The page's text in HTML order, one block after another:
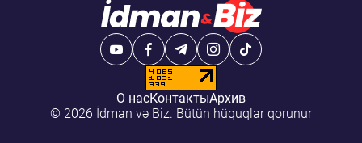
О насКонтактыАрхив
© 2026 İdman və Biz. Bütün hüquqlar qorunur